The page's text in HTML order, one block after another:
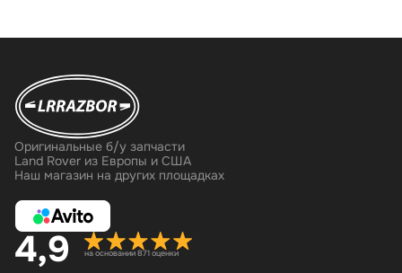
Оригинальные б/у запчасти
Land Rover из Европы и США
Наш магазин на других площадках
4,9 на основании 871 оценки